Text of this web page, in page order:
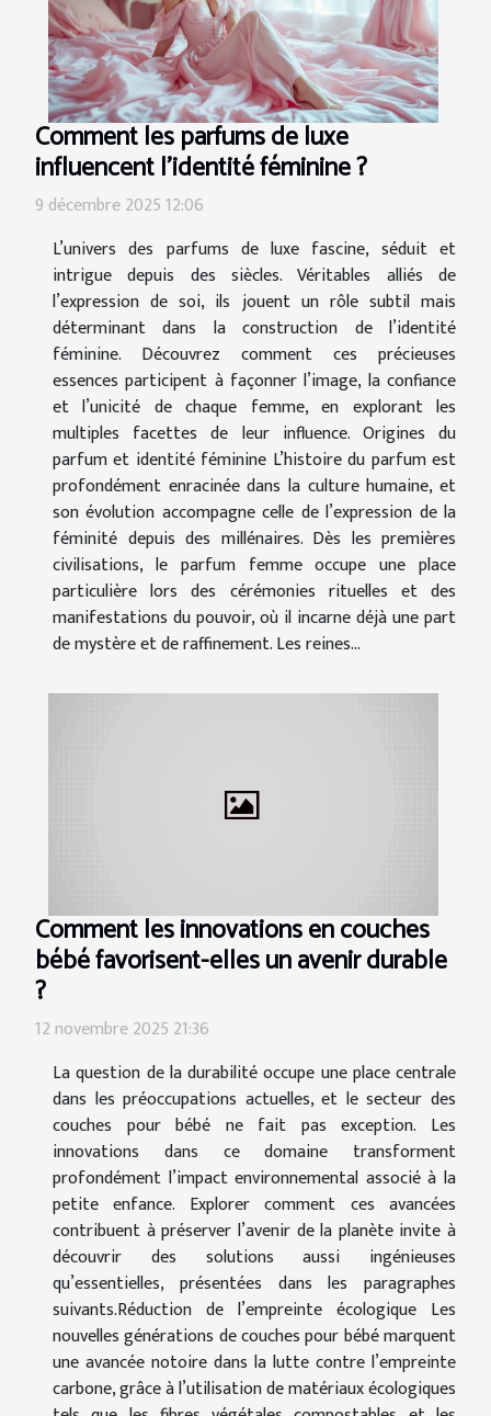
Comment les parfums de luxe
influencent l'identité féminine ?
9 décembre 2025 12:06
L’univers des parfums de luxe fascine, séduit et
intrigue depuis des siècles. Véritables alliés de
l’expression de soi, ils jouent un rôle subtil mais
déterminant dans la construction de l’identité
féminine. Découvrez comment ces précieuses
essences participent à façonner l’image, la confiance
et l’unicité de chaque femme, en explorant les
multiples facettes de leur influence. Origines du
parfum et identité féminine L’histoire du parfum est
profondément enracinée dans la culture humaine, et
son évolution accompagne celle de l’expression de la
féminité depuis des millénaires. Dès les premières
civilisations, le parfum femme occupe une place
particulière lors des cérémonies rituelles et des
manifestations du pouvoir, où il incarne déjà une part
de mystère et de raffinement. Les reines...
Comment les innovations en couches
bébé favorisent-elles un avenir durable
?
12 novembre 2025 21:36
La question de la durabilité occupe une place centrale
dans les préoccupations actuelles, et le secteur des
couches pour bébé ne fait pas exception. Les
innovations dans ce domaine transforment
profondément l’impact environnemental associé à la
petite enfance. Explorer comment ces avancées
contribuent à préserver l’avenir de la planète invite à
découvrir des solutions aussi ingénieuses
qu’essentielles, présentées dans les paragraphes
suivants.Réduction de l’empreinte écologique Les
nouvelles générations de couches pour bébé marquent
une avancée notoire dans la lutte contre l’empreinte
carbone, grâce à l’utilisation de matériaux écologiques